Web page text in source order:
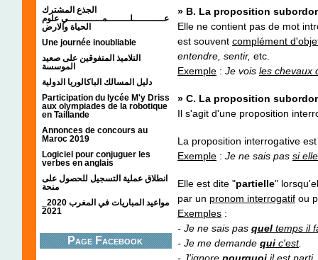
الجذع المشترك
عـــــــــــلــــــــمــــــــــــي علوم
الحياة والارض
Une journée inoubliable
التلاميذ المتفوقين على صعيد
الموسسة
دليل المسالك الباكالوريا الدولية
Participation du lycée M'y Driss
aux olympiades de la robotique
en Taillande
Annonces de concours au
Maroc 2019
Logiciel pour conjuguer les
verbes en anglais
انطلاق عملية التسجيل للحصول على
منحة
2021
Page Facebook
» B. La proposition
Elle ne contient pas de mot
est souvent complément
entendre, sentir, etc.
Exemple : Je vois les chevaux
» C. La proposition
Il s'agit d'une proposition
La proposition interrogative
Exemple : Je ne sais pas si
Elle est dite "partielle"
par un pronom interrogatif ou
Exemples :
- Je ne sais pas quel temps il
- Je me demande qui c'est.